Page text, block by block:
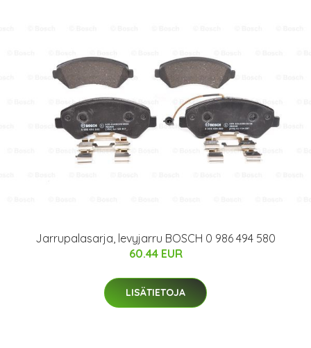
Jarrupalasarja, levyjarru BOSCH 0 986 494 580
60.44 EUR
LISÄTIETOJA